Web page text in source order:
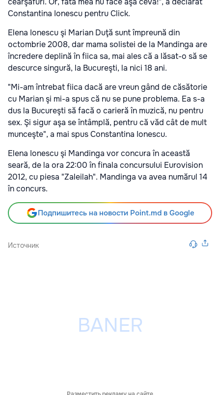
Constantina Ionescu pentru Click.
Elena Ionescu şi Marian Duţă sunt împreună din
octombrie 2008, dar mama solistei de la Mandinga are
încredere deplină în fiica sa, mai ales că a lăsat-o să se
descurce singură, la Bucureşti, la nici 18 ani.
"Mi-am întrebat fiica dacă are vreun gând de căsătorie
cu Marian şi mi-a spus că nu se pune problema. Ea s-a
dus la Bucureşti să facă o carieră în muzică, nu pentru
sex. Şi sigur aşa se întâmplă, pentru că văd cât de mult
munceşte", a mai spus Constantina Ionescu.
Elena Ionescu şi Mandinga vor concura în această
seară, de la ora 22:00 în finala concursului Eurovision
2012, cu piesa "Zaleilah". Mandinga va avea numărul 14
în concurs.
Подпишитесь на новости Point.md в Google
Источник